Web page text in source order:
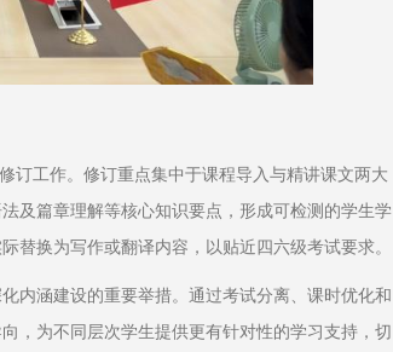
订工作。修订重点集中于课程导入与精讲课文两大
及篇章理解等核心知识要点，形成可检测的学生学
替换为写作或翻译内容，以贴近四六级考试要求。
内涵建设的重要举措。通过考试分离、课时优化和
，为不同层次学生提供更有针对性的学习支持，切